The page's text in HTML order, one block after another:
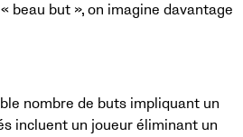
beau but », on imagine davantage
nombre de buts impliquant un
incluent un joueur éliminant un